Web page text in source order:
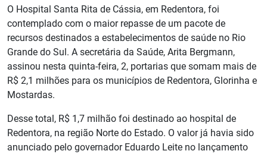
O Hospital Santa Rita de Cássia, em Redentora, foi
contemplado com o maior repasse de um pacote de
recursos destinados a estabelecimentos de saúde no Rio
Grande do Sul. A secretária da Saúde, Arita Bergmann,
assinou nesta quinta-feira, 2, portarias que somam mais de
R$ 2,1 milhões para os municípios de Redentora, Glorinha e
Mostardas.
Desse total, R$ 1,7 milhão foi destinado ao hospital de
Redentora, na região Norte do Estado. O valor já havia sido
anunciado pelo governador Eduardo Leite no lançamento